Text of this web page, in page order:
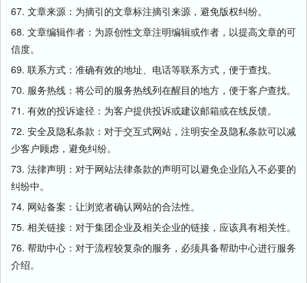
67. 文章来源：为摘引的文章标注摘引来源，避免版权纠纷。
68. 文章编辑作者：为原创性文章注明编辑或作者，以提高文章的可
信度。
69. 联系方式：准确有效的地址、电话等联系方式，便于查找。
70. 服务热线：将公司的服务热线列在醒目的地方，便于客户查找。
71. 有效的投诉途径：为客户提供投诉或建议邮箱或在线反馈。
72. 安全及隐私条款：对于交互式网站，注明安全及隐私条款可以减
少客户顾虑，避免纠纷。
73. 法律声明：对于网站法律条款的声明可以避免企业陷入不必要的
纠纷中。
74. 网站备案：让浏览者确认网站的合法性。
75. 相关链接：对于集团企业及相关企业的链接，应该具有相关性。
76. 帮助中心：对于流程较复杂的服务，必须具备帮助中心进行服务
介绍。